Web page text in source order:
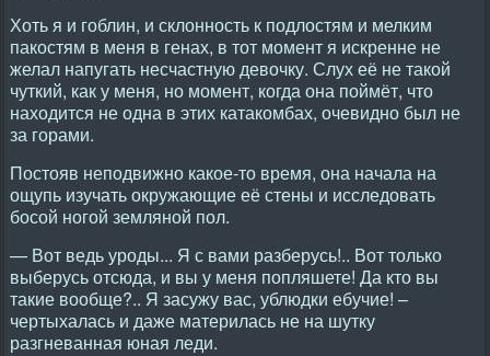
Хоть я и гоблин, и склонность к подлостям и мелким
пакостям в меня в генах, в тот момент я искренне не
желал напугать несчастную девочку. Слух её не такой
чуткий, как у меня, но момент, когда она поймёт, что
находится не одна в этих катакомбах, очевидно был не
за горами.
Постояв неподвижно какое-то время, она начала на
ощупь изучать окружающие её стены и исследовать
босой ногой земляной пол.
— Вот ведь уроды... Я с вами разберусь!.. Вот только
выберусь отсюда, и вы у меня попляшете! Да кто вы
такие вообще?.. Я засужу вас, ублюдки ебучие! –
чертыхалась и даже материлась не на шутку
разгневанная юная леди.